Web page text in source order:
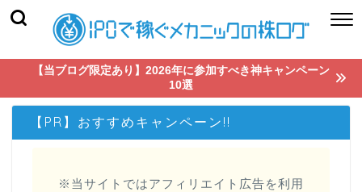
【当ブログ限定あり】2026年に参加すべき神キャンペーン
10選
【PR】おすすめキャンペーン!!
※当サイトではアフィリエイト広告を利用